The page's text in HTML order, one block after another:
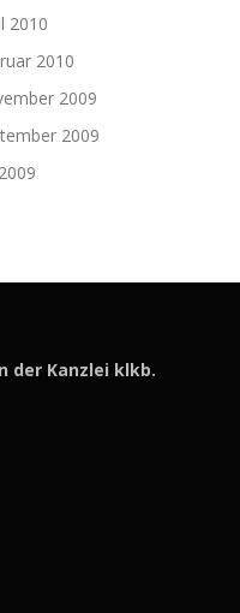
2010
2010
2009
2009
der Kanzlei klkb.